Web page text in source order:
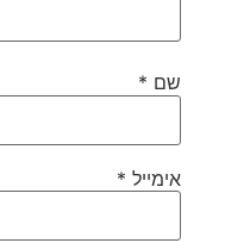
שם *
אימייל *